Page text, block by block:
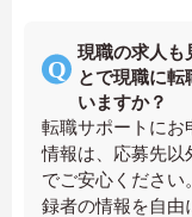
現職の求人も
とで現職に転
いますか？
転職サポートにお
情報は、応募先以
でご安心ください
録者の情報を自由